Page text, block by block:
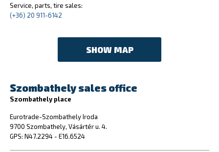
Service, parts, tire sales:
(+36) 20 911-6142
SHOW MAP
Szombathely sales office
Szombathely place
Eurotrade-Szombathely Iroda
9700 Szombathely, Vásártér u. 4.
GPS: N47.2294 - E16.6524